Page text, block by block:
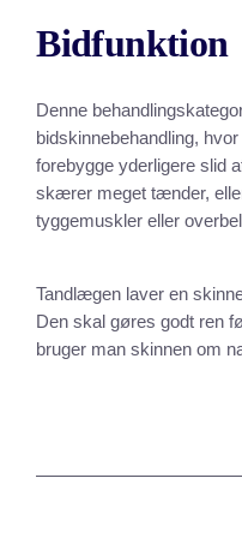
Bidfunktion
Denne
bidskinnebehandling,
forebygge yderligere slid
skærer meget tænder,
tyggemuskler eller
Tandlægen laver en
Den skal gøres godt ren
bruger man skinnen om